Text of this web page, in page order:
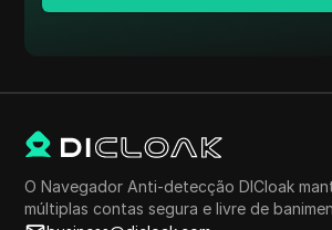
O Navegador Anti-detecção DICloak
múltiplas contas segura e livre de